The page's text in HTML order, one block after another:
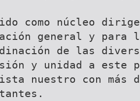
como núcleo
general y para
de las
y unidad a
nuestro con más